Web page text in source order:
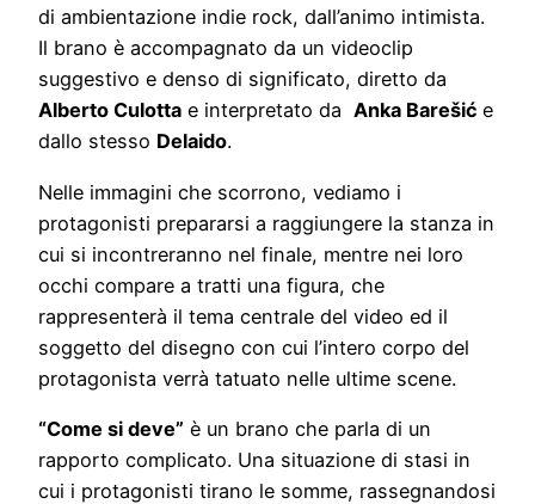
di ambientazione indie rock, dall’animo intimista.
Il brano è accompagnato da un videoclip
suggestivo e denso di significato, diretto da
Alberto Culotta e interpretato da Anka Barešić e
dallo stesso Delaido.
Nelle immagini che scorrono, vediamo i
protagonisti prepararsi a raggiungere la stanza in
cui si incontreranno nel finale, mentre nei loro
occhi compare a tratti una figura, che
rappresenterà il tema centrale del video ed il
soggetto del disegno con cui l’intero corpo del
protagonista verrà tatuato nelle ultime scene.
“Come si deve” è un brano che parla di un
rapporto complicato. Una situazione di stasi in
cui i protagonisti tirano le somme, rassegnandosi